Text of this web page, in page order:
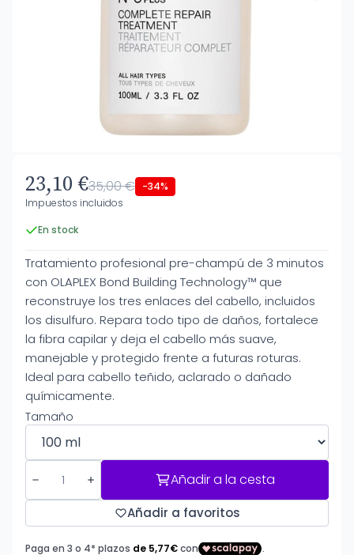
23,10 €35,00 € -34%
Impuestos incluidos
En stock
Tratamiento profesional pre-champú de 3 minutos
con OLAPLEX Bond Building Technology™ que
reconstruye los tres enlaces del cabello, incluidos
los disulfuro. Repara todo tipo de daños, fortalece
la fibra capilar y deja el cabello más suave,
manejable y protegido frente a futuras roturas.
Ideal para cabello teñido, aclarado o dañado
químicamente.
Tamaño
Añadir a la cesta
Añadir a favoritos